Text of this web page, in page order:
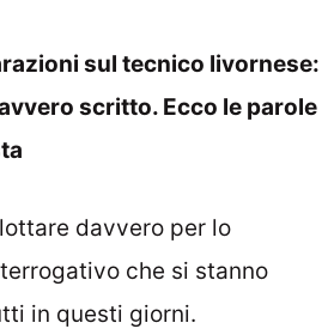
sul tecnico livornese:
scritto. Ecco le parole
davvero per lo
che si stanno
in questi giorni.